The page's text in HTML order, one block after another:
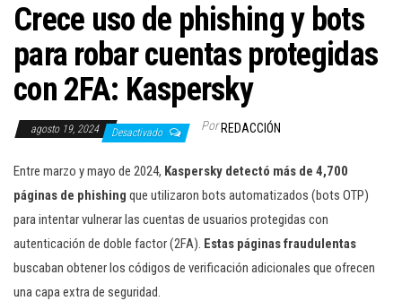
Crece uso de phishing y bots
para robar cuentas protegidas
con 2FA: Kaspersky
agosto 19, 2024 Desactivado Por REDACCIÓN
Entre marzo y mayo de 2024, Kaspersky detectó más de 4,700
páginas de phishing que utilizaron bots automatizados (bots OTP)
para intentar vulnerar las cuentas de usuarios protegidas con
autenticación de doble factor (2FA). Estas páginas fraudulentas
buscaban obtener los códigos de verificación adicionales que ofrecen
una capa extra de seguridad.